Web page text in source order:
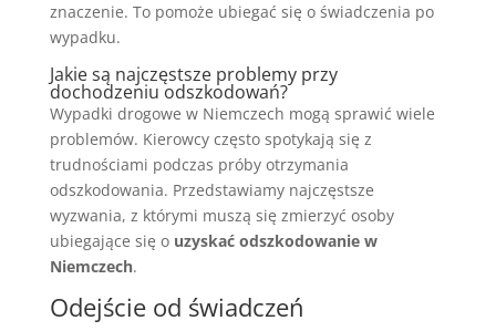
znaczenie. To pomoże ubiegać się o świadczenia po
wypadku.
Jakie są najczęstsze problemy przy
dochodzeniu odszkodowań?
Wypadki drogowe w Niemczech mogą sprawić wiele
problemów. Kierowcy często spotykają się z
trudnościami podczas próby otrzymania
odszkodowania. Przedstawiamy najczęstsze
wyzwania, z którymi muszą się zmierzyć osoby
ubiegające się o uzyskać odszkodowanie w
Niemczech.
Odejście od świadczeń